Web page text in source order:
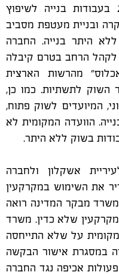
אשקלון) החלה בספטמבר 2015 בעבודות בנייה לשיפוץ
ובניית מעטפת מסביב
של כ-3,900 מ"ר, ללא היתר בנייה. החברה
לקהל הרחב בטרם קיבלה
מהרשות הארצית
ו"טופס 4" לחיבור השוק לתשתיות. כמו כן,
המיועדים לשוק פתוח,
הוועדה המקומית לא
בשוק ללא היתר.
אשקלון ולחברה
את השימוש במקרקעין
משרד מבקר המדינה רואה
שלא כדין. משרד
על שלא התייחסה
במסגרת אישור הבקשה
אכיפה נגד החברה